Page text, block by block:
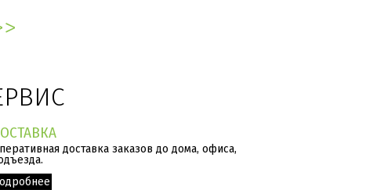
доставка заказов до дома, офиса,